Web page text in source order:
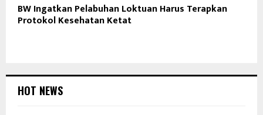
BW Ingatkan Pelabuhan Loktuan Harus Terapkan
Protokol Kesehatan Ketat
HOT NEWS